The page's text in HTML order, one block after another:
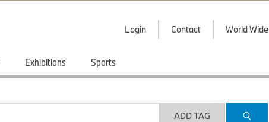
Login Contact World Wide
Exhibitions Sports
ADD TAG